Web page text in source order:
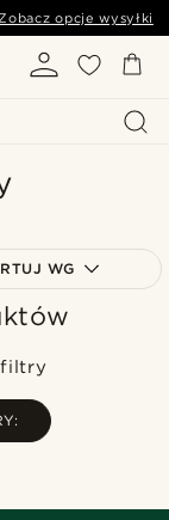
opcje wysyłki
WG
popularne
filtry